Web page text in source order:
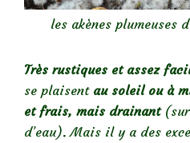
les akènes plumeuses
Très rustiques et assez
se plaisent au soleil ou à
et frais, mais drainant
d’eau). Mais il y a des